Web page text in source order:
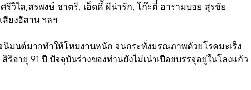
วิไล,สรพงษ์ ชาตรี, เอ็ดดี้ ผีน่ารัก, โก๊ะตี๋ อารามบอย สุรชัย
ยงอีสาน ฯลฯ
มนต์มากทำให้โหมงานหนัก จนกระทั่งมรณภาพด้วยโรคมะเร็ง
ริอายุ 91 ปี ปัจจุบันร่างของท่านยังไม่เน่าเปื่อยบรรจุอยู่ในโลงแก้ว